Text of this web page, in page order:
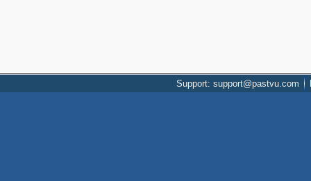
Support: support@pastvu.com